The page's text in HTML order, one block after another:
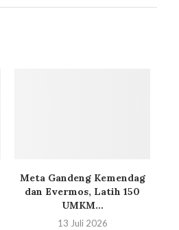
Meta Gandeng Kemendag
dan Evermos, Latih 150
UMKM...
13 Juli 2026